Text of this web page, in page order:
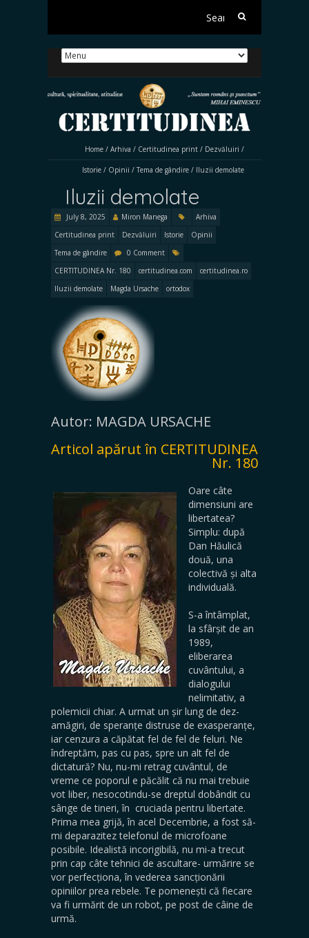
Search
Home / Arhiva / Certitudinea print / Dezvăluiri /
Istorie / Opinii / Tema de gândire / Iluzii demolate
Iluzii demolate
July 8, 2025 Miron Manega
Arhiva
Certitudinea print
Dezvăluiri Istorie
Opinii
Tema de gândire
0 Comment
CERTITUDINEA Nr. 180
certitudinea.com
certitudinea.ro
Iluzii demolate
Magda Ursache ortodox
Autor: MAGDA URSACHE
Articol apărut în CERTITUDINEA
Nr. 180
Oare câte
dimensiuni are
libertatea?
Simplu: după
Dan Hăulică
două, una
colectivă și alta
individuală.
S-a întâmplat,
la sfârșit de an
1989,
eliberarea
cuvântului, a
dialogului
nelimitativ, a
polemicii chiar. A urmat un șir lung de dez-
amăgiri, de speranțe distruse de exasperanțe,
iar cenzura a căpătat fel de fel de feluri. Ne
îndreptăm, pas cu pas, spre un alt fel de
dictatură? Nu, nu-mi retrag cuvântul, de
vreme ce poporul e păcălit că nu mai trebuie
vot liber, nesocotindu-se dreptul dobândit cu
sânge de tineri, în cruciada pentru libertate.
Prima mea grijă, în acel Decembrie, a fost să-
mi deparazitez telefonul de microfoane
posibile. Idealistă incorigibilă, nu mi-a trecut
prin cap câte tehnici de ascultare- urmărire se
vor perfecționa, în vederea sancționării
opiniilor prea rebele. Te pomenești că fiecare
va fi urmărit de un robot, pe post de câine de
urmă.